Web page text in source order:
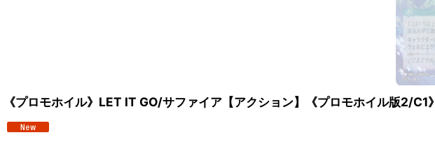
《プロモホイル》LET IT GO/サファイア【アクション】《プロモホイル版2/C1》